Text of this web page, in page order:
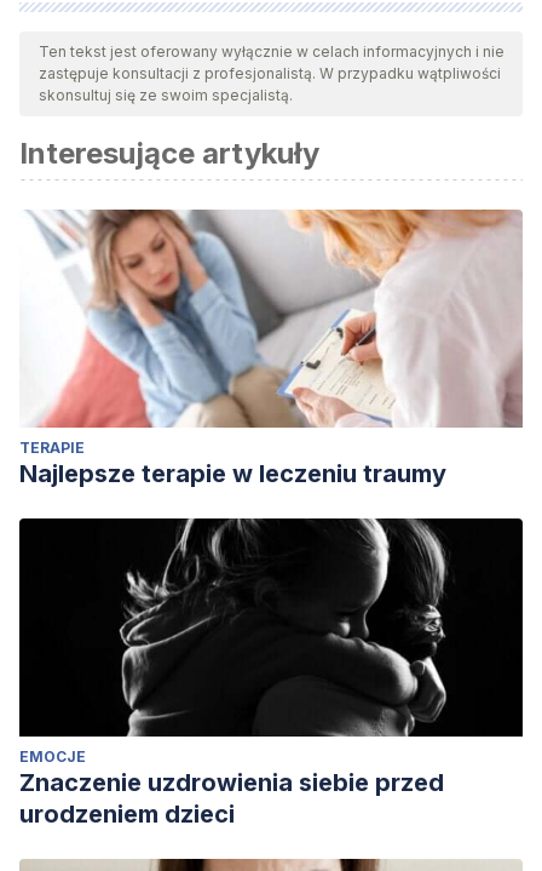
Wszystkie cytowane źródła zostały gruntownie
przeanalizowane przez nasz zespół w celu zapewnienia ich
jakości, wiarygodności, aktualności i ważności. Bibliografia
względem naukowym lub akademickim.
De la Torre Carreras, E. (2012). Reflexiones sobre el
devenir terapeuta desde las aportaciones de D.W.
Winnicott. Clínica e Investigación Relacional, 6 (2): 302-311.
Hartmann, L. (2003). Winnicott: Life and Work.
Journal of Psychiatry
, 160(12), 2255-2256.
Johns, Jennifer. (2005). Donald Winnicott.
International
Dictionary of Psychoanalysis .
Kanter, J. (2000). The Untold Story of Clare and Donald
Winnicott: How Social Work Influenced Modern
Psychoanalysis.
Clinical Social Work Journal
, 28(3), 245-
261.
Ten tekst jest oferowany wyłącznie w celach informacyjnych i nie
zastępuje konsultacji z profesjonalistą. W przypadku wątpliwości
skonsultuj się ze swoim specjalistą.
Interesujące artykuły
TERAPIE
Najlepsze terapie w leczeniu traumy
EMOCJE
Znaczenie uzdrowienia siebie przed
urodzeniem dzieci